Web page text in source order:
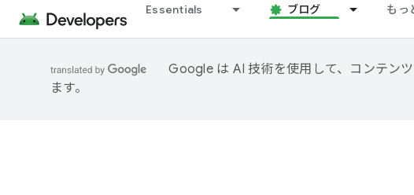
Essentials ブログ もっ
Google は AI 技術を使用して、コンテン
ます。